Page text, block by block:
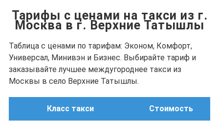
Тарифы с ценами на такси из г.
Москва в г. Верхние Татышлы
Таблица с ценами по тарифам: Эконом, Комфорт,
Универсал, Минивэн и Бизнес. Выбирайте тариф и
заказывайте лучшее междугороднее такси из
Москвы в село Верхние Татышлы.
Класс такси Стоимость